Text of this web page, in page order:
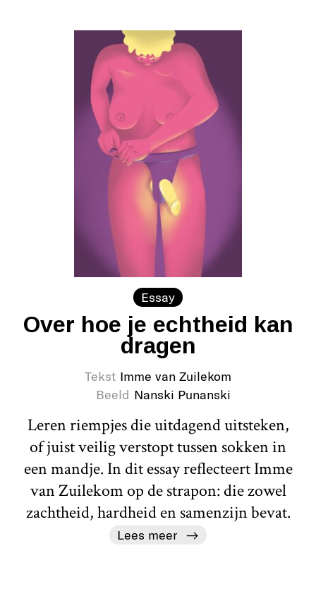
Essay
Over hoe je echtheid kan
dragen
Tekst Imme van Zuilekom
Beeld Nanski Punanski
Leren riempjes die uitdagend uitsteken,
of juist veilig verstopt tussen sokken in
een mandje. In dit essay reflecteert Imme
van Zuilekom op de strapon: die zowel
zachtheid, hardheid en samenzijn bevat.
Lees meer